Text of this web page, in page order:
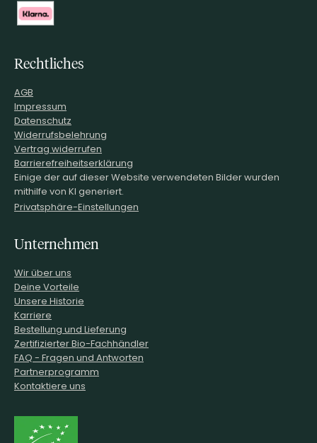
Rechtliches
AGB
Impressum
Datenschutz
Widerrufsbelehrung
Vertrag widerrufen
Barrierefreiheitserklärung
Einige der auf dieser Website verwendeten Bilder wurden
mithilfe von KI generiert.
Privatsphäre-Einstellungen
Unternehmen
Wir über uns
Deine Vorteile
Unsere Historie
Karriere
Bestellung und Lieferung
Zertifizierter Bio-Fachhändler
FAQ - Fragen und Antworten
Partnerprogramm
Kontaktiere uns